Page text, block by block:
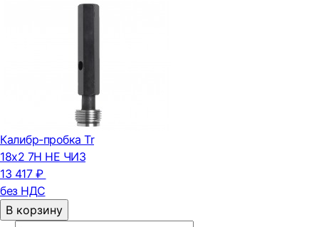
Калибр-пробка Tr
18х2 7Н НЕ ЧИЗ
13 417 ₽
без НДС
В корзину